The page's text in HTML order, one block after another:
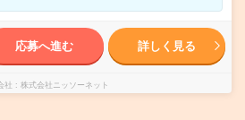
応募へ進む 詳しく見る
社 株式会社ニッソーネット